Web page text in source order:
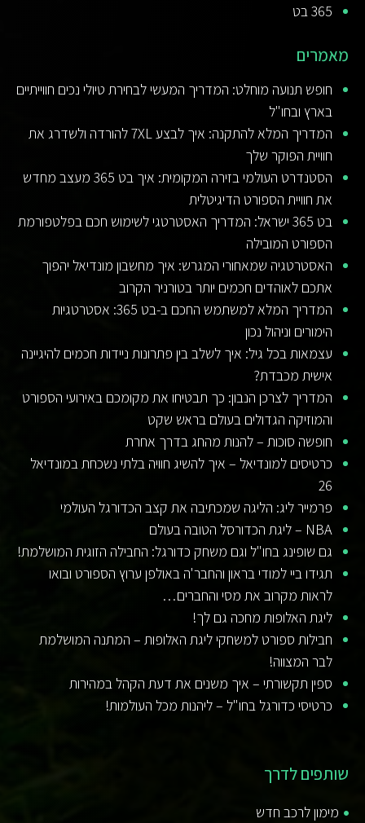
365 בט
מאמרים
חופש תנועה מוחלט: המדריך המעשי לבחירת טיולי נכים חווייתיים
בארץ ובחו"ל
המדריך המלא להתקנה: איך לבצע 7XL להורדה ולשדרג את
חוויית הפוקר שלך
הסטנדרט העולמי בזירה המקומית: איך בט 365 מעצב מחדש
את חוויית הספורט הדיגיטלית
בט 365 ישראל: המדריך האסטרטגי לשימוש חכם בפלטפורמת
הספורט המובילה
האסטרטגיה שמאחורי המגרש: איך מחשבון מונדיאל יהפוך
אתכם לאוהדים חכמים יותר בטורניר הקרוב
המדריך המלא למשתמש החכם ב-בט 365: אסטרטגיות
הימורים וניהול נכון
עצמאות בכל גיל: איך לשלב בין פתרונות ניידות חכמים להיגיינה
אישית מכבדת?
המדריך לצרכן הנבון: כך תבטיחו את מקומכם באירועי הספורט
והמוזיקה הגדולים בעולם בראש שקט
חופשה סוכות – להנות מהחג בדרך אחרת
כרטיסים למונדיאל – איך להשיג חוויה בלתי נשכחת במונדיאל
26
פרמייר ליג: הליגה שמכתיבה את קצב הכדורגל העולמי
NBA – ליגת הכדורסל הטובה בעולם
גם שופינג בחו"ל וגם משחק כדורגל: החבילה הזוגית המושלמת!
תגידו ביי למודי בראון והחבר'ה באולפן ערוץ הספורט ובואו
לראות מקרוב את מסי והחברים…
ליגת האלופות מחכה גם לך!
חבילות ספורט למשחקי ליגת האלופות – המתנה המושלמת
לבר המצווה!
ספין תקשורתי – איך משנים את דעת הקהל במהירות
כרטיסי כדורגל בחו"ל – ליהנות מכל העולמות!
שותפים לדרך
מימון לרכב חדש